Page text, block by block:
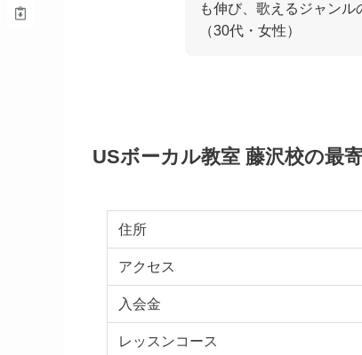
も伸び、歌えるジャンル
（30代・女性）
USボーカル教室 藤沢校の最
住所
アクセス
入会金
レッスンコース